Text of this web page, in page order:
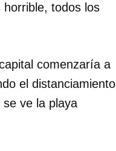
tu
todos los
comenzaría a
el distanciamiento
ve la playa